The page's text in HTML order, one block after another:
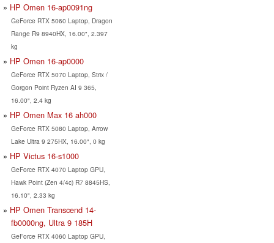
HP Omen 16-ap0091ng
GeForce RTX 5060 Laptop, Dragon
Range R9 8940HX, 16.00", 2.397
kg
HP Omen 16-ap0000
GeForce RTX 5070 Laptop, Strix /
Gorgon Point Ryzen AI 9 365,
16.00", 2.4 kg
HP Omen Max 16 ah000
GeForce RTX 5080 Laptop, Arrow
Lake Ultra 9 275HX, 16.00", 0 kg
HP Victus 16-s1000
GeForce RTX 4070 Laptop GPU,
Hawk Point (Zen 4/4c) R7 8845HS,
16.10", 2.33 kg
HP Omen Transcend 14-
fb0000ng, Ultra 9 185H
GeForce RTX 4060 Laptop GPU,